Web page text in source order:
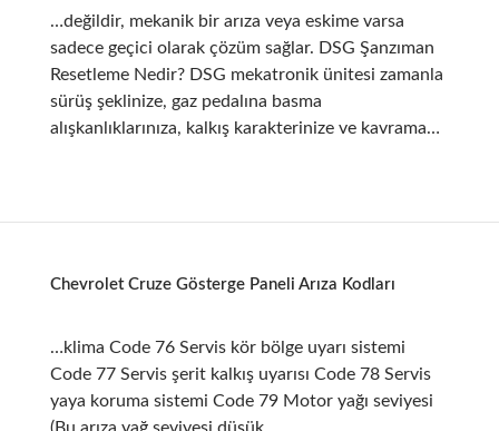
…değildir, mekanik bir arıza veya eskime varsa
sadece geçici olarak çözüm sağlar. DSG Şanzıman
Resetleme Nedir? DSG mekatronik ünitesi zamanla
sürüş şeklinize, gaz pedalına basma
alışkanlıklarınıza, kalkış karakterinize ve kavrama…
Chevrolet Cruze Gösterge Paneli Arıza Kodları
…klima Code 76 Servis kör bölge uyarı sistemi
Code 77 Servis şerit kalkış uyarısı Code 78 Servis
yaya koruma sistemi Code 79 Motor yağı seviyesi